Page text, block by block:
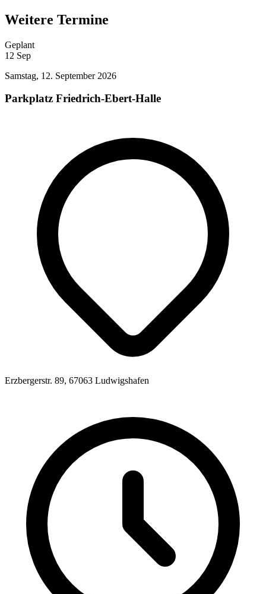
Weitere Termine
Geplant
12 Sep
Samstag, 12. September 2026
Parkplatz Friedrich-Ebert-Halle
Erzbergerstr. 89, 67063 Ludwigshafen